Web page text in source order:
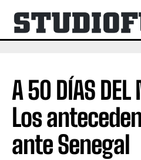
A 50 DÍAS
Los
ante Senegal